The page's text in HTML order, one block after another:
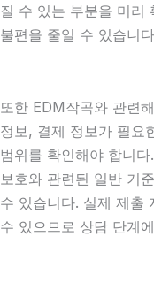
질 수 있는 부분을 미리
불편을 줄일 수 있습니
또한 EDM작곡와 관련
정보, 결제 정보가 필요
범위를 확인해야 합니
보호와 관련된 일반 기
수 있습니다. 실제 제출
수 있으므로 상담 단계